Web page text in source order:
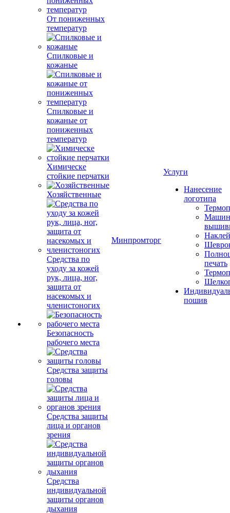
От пониженных
температур
Спилковые и
кожаные
Спилковые и
кожаные от
пониженных
температур
Химическе
стойкие перчатки
Хозяйственные
Средства по
уходу за кожей
рук, лица, ног,
защита от
насекомых и
членистоногих
Безопасность
рабочего места
Средства защиты
головы
Средства защиты
лица и органов
зрения
Средства
индивидуальной
защиты органов
дыхания
Минпромторг
Услуги
Нанесение
логотипа
печать
пошив